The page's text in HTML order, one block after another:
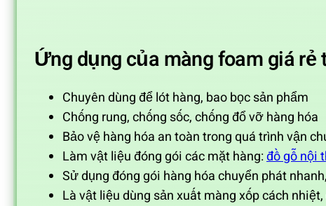
Ứng dụng của màng foam giá
Chuyên dùng để lót hàng, bao bọc sản phẩm
Chống rung, chống sốc, chống đổ vỡ hàng hóa
Bảo vệ hàng hóa an toàn trong quá trình vận
Làm vật liệu đóng gói các mặt hàng:đồ gỗ nội
Sử dụng đóng gói hàng hóa chuyển phát
Là vật liệu dùng sản xuất màng xốp cách